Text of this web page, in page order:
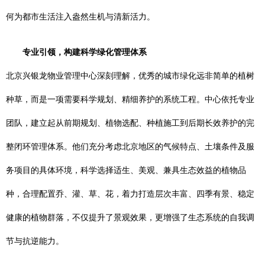
何为都市生活注入盎然生机与清新活力。
专业引领，构建科学绿化管理体系
北京兴银龙物业管理中心深刻理解，优秀的城市绿化远非简单的植树
种草，而是一项需要科学规划、精细养护的系统工程。中心依托专业
团队，建立起从前期规划、植物选配、种植施工到后期长效养护的完
整闭环管理体系。他们充分考虑北京地区的气候特点、土壤条件及服
务项目的具体环境，科学选择适生、美观、兼具生态效益的植物品
种，合理配置乔、灌、草、花，着力打造层次丰富、四季有景、稳定
健康的植物群落，不仅提升了景观效果，更增强了生态系统的自我调
节与抗逆能力。